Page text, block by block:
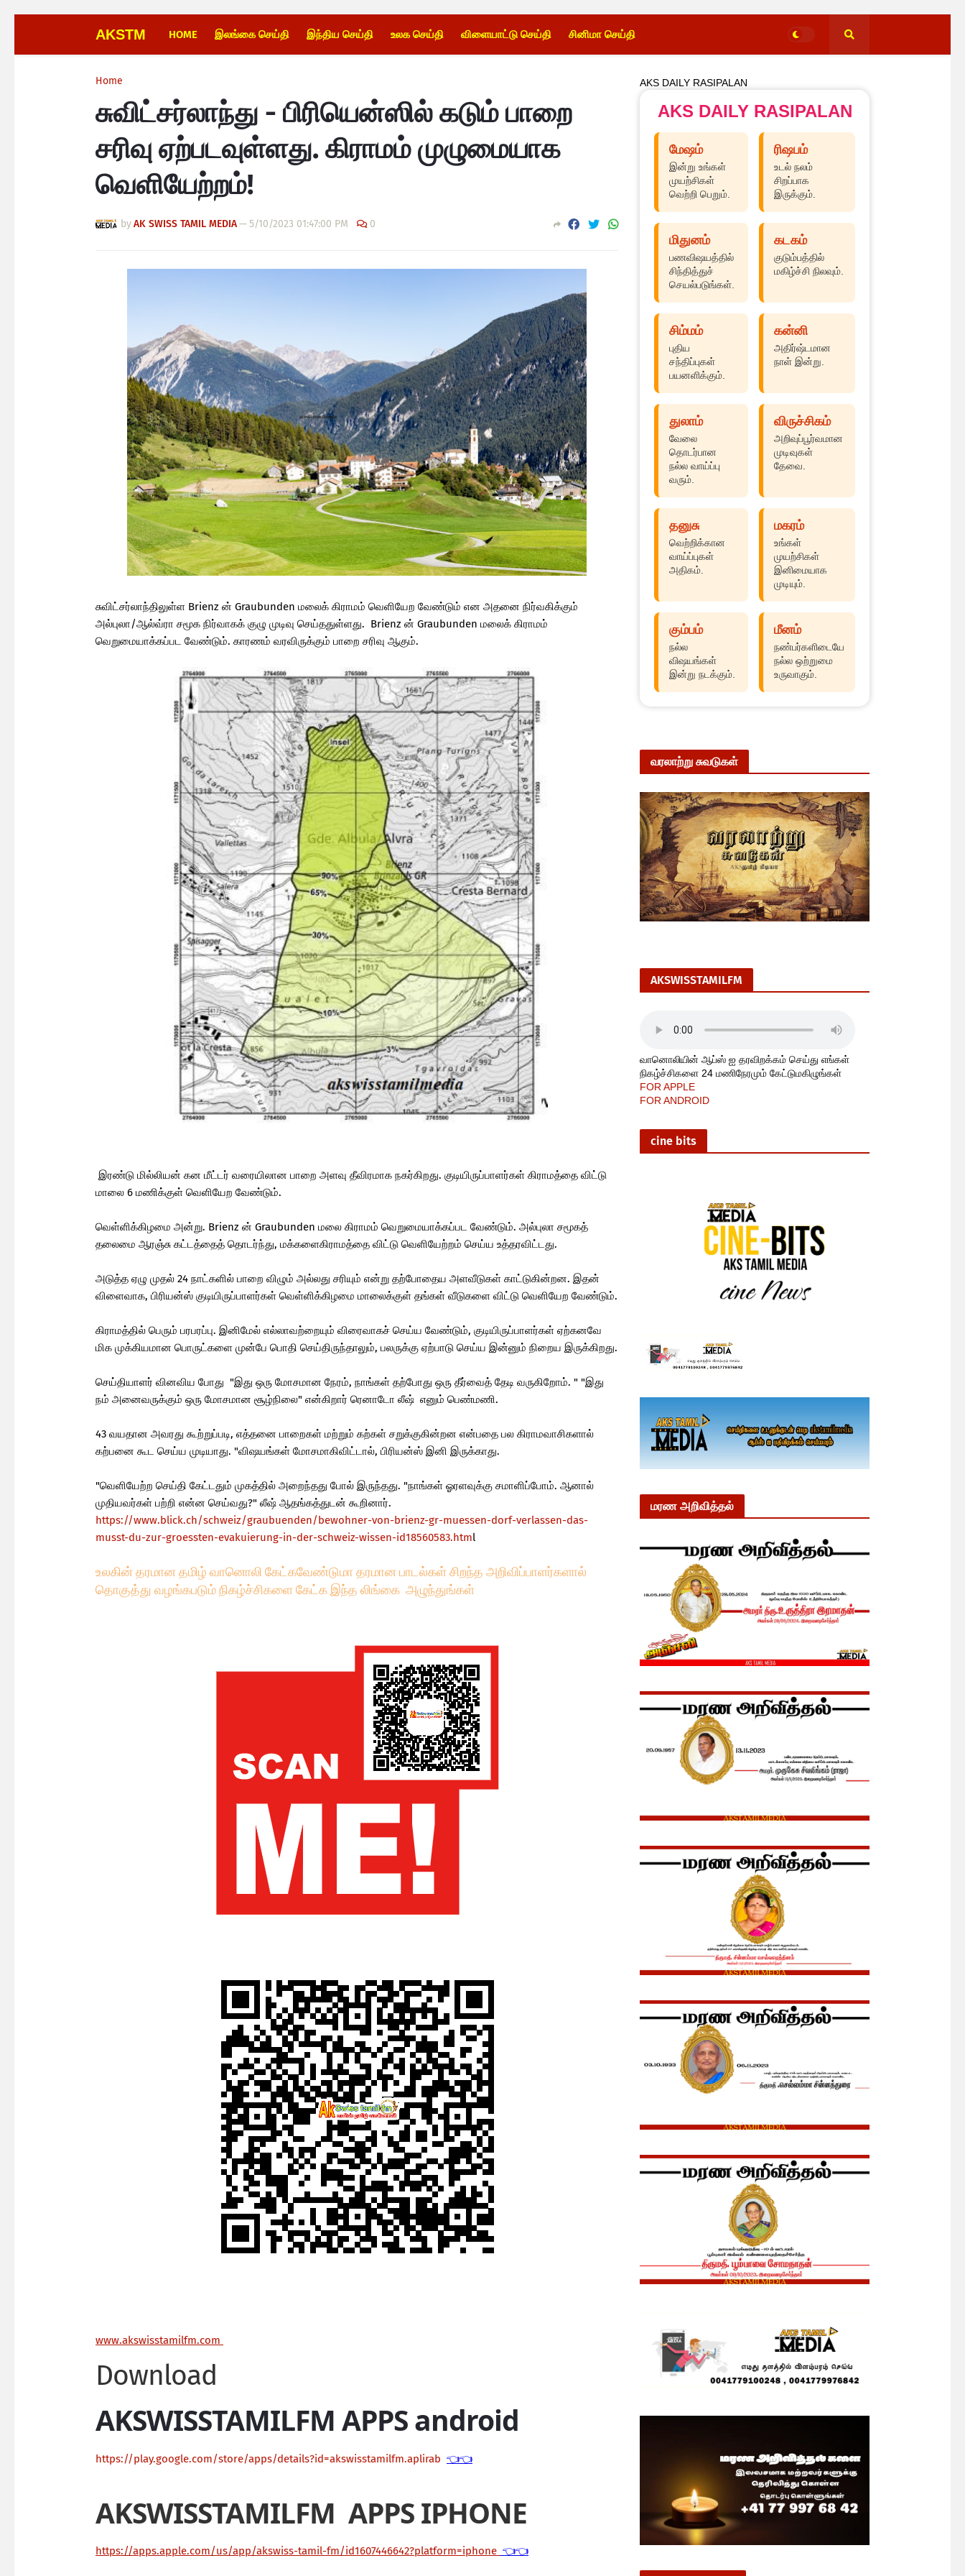
AKSTM HOME இலங்கை செய்தி இந்திய செய்தி உலக செய்தி விளையாட்டு செய்தி சினிமா செய்தி
Home
சுவிட்சர்லாந்து - பிரியென்ஸில் கடும் பாறை
சரிவு ஏற்படவுள்ளது. கிராமம் முழுமையாக
வெளியேற்றம்!
byAK SWISS TAMIL MEDIA—5/10/2023 01:47:00 PM 0
சுவிட்சர்லாந்திலுள்ள Brienz ன் Graubunden மலைக் கிராமம் வெளியேற வேண்டும் என அதனை நிர்வகிக்கும்
அல்புலா/ஆல்வ்ரா சமூக நிர்வாகக் குழு முடிவு செய்ததுள்ளது. Brienz ன் Graubunden மலைக் கிராமம்
வெறுமையாக்கப்பட வேண்டும். காரணம் வரவிருக்கும் பாறை சரிவு ஆகும்.
இரண்டு மில்லியன் கன மீட்டர் வரையிலான பாறை அளவு தீவிரமாக நகர்கிறது. குடியிருப்பாளர்கள் கிராமத்தை விட்டு
மாலை 6 மணிக்குள் வெளியேற வேண்டும்.
வெள்ளிக்கிழமை அன்று. Brienz ன் Graubunden மலை கிராமம் வெறுமையாக்கப்பட வேண்டும். அல்புலா சமூகத்
தலைமை ஆரஞ்சு கட்டத்தைத் தொடர்ந்து, மக்களைகிராமத்தை விட்டு வெளியேற்றம் செய்ய உத்தரவிட்டது.
அடுத்த ஏழு முதல் 24 நாட்களில் பாறை விழும் அல்லது சரியும் என்று தற்போதைய அளவீடுகள் காட்டுகின்றன. இதன்
விளைவாக, பிரியன்ஸ் குடியிருப்பாளர்கள் வெள்ளிக்கிழமை மாலைக்குள் தங்கள் வீடுகளை விட்டு வெளியேற வேண்டும்.
கிராமத்தில் பெரும் பரபரப்பு. இனிமேல் எல்லாவற்றையும் விரைவாகச் செய்ய வேண்டும், குடியிருப்பாளர்கள் ஏற்கனவே
மிக முக்கியமான பொருட்களை முன்பே பொதி செய்திருந்தாலும், பலருக்கு ஏற்பாடு செய்ய இன்னும் நிறைய இருக்கிறது.
செய்தியாளர் வினவிய போது "இது ஒரு மோசமான நேரம், நாங்கள் தற்போது ஒரு தீர்வைத் தேடி வருகிறோம். " "இது
நம் அனைவருக்கும் ஒரு மோசமான சூழ்நிலை" என்கிறார் ரெனாடோ லீஷ் எனும் பெண்மணி.
43 வயதான அவரது கூற்றுப்படி, எத்தனை பாறைகள் மற்றும் கற்கள் சறுக்குகின்றன என்பதை பல கிராமவாசிகளால்
கற்பனை கூட செய்ய முடியாது. "விஷயங்கள் மோசமாகிவிட்டால், பிரியன்ஸ் இனி இருக்காது.
"வெளியேற்ற செய்தி கேட்டதும் முகத்தில் அறைந்தது போல் இருந்தது. "நாங்கள் ஓரளவுக்கு சமாளிப்போம். ஆனால்
முதியவர்கள் பற்றி என்ன செய்வது?" லீஷ் ஆதங்கத்துடன் கூறினார்.
https://www.blick.ch/schweiz/graubuenden/bewohner-von-brienz-gr-muessen-dorf-verlassen-das-
musst-du-zur-groessten-evakuierung-in-der-schweiz-wissen-id18560583.html
உலகின் தரமான தமிழ் வானொலி கேட்கவேண்டுமா தரமான பாடல்கள் சிறந்த அறிவிப்பாளர்களால்
தொகுத்து வழங்கபடும் நிகழ்ச்சிகளை கேட்க இந்த லிங்கை அழுந்துங்கள்
www.akswisstamilfm.com
Download
AKSWISSTAMILFM APPS android
https://play.google.com/store/apps/details?id=akswisstamilfm.aplirab 👈👈
AKSWISSTAMILFM APPS IPHONE
https://apps.apple.com/us/app/akswiss-tamil-fm/id1607446642?platform=iphone 👈👈
AKS DAILY RASIPALAN
AKS DAILY RASIPALAN
மேஷம்
இன்று உங்கள்
முயற்சிகள்
வெற்றி பெறும்.
ரிஷபம்
உடல் நலம்
சிறப்பாக
இருக்கும்.
மிதுனம்
பணவிஷயத்தில்
சிந்தித்துச்
செயல்படுங்கள்.
கடகம்
குடும்பத்தில்
மகிழ்ச்சி நிலவும்.
சிம்மம்
புதிய
சந்திப்புகள்
பயனளிக்கும்.
கன்னி
அதிர்ஷ்டமான
நாள் இன்று.
துலாம்
வேலை
தொடர்பான
நல்ல வாய்ப்பு
வரும்.
விருச்சிகம்
அறிவுப்பூர்வமான
முடிவுகள்
தேவை.
தனுசு
வெற்றிக்கான
வாய்ப்புகள்
அதிகம்.
மகரம்
உங்கள்
முயற்சிகள்
இனிமையாக
முடியும்.
கும்பம்
நல்ல
விஷயங்கள்
இன்று நடக்கும்.
மீனம்
நண்பர்களிடையே
நல்ல ஒற்றுமை
உருவாகும்.
வரலாற்று சுவடுகள்
AKSWISSTAMILFM
வானொலியின் ஆப்ஸ் ஐ தரவிறக்கம் செய்து எங்கள்
நிகழ்ச்சிகளை 24 மணிநேரமும் கேட்டுமகிழுங்கள்
FOR APPLE
FOR ANDROID
cine bits
மரண அறிவித்தல்